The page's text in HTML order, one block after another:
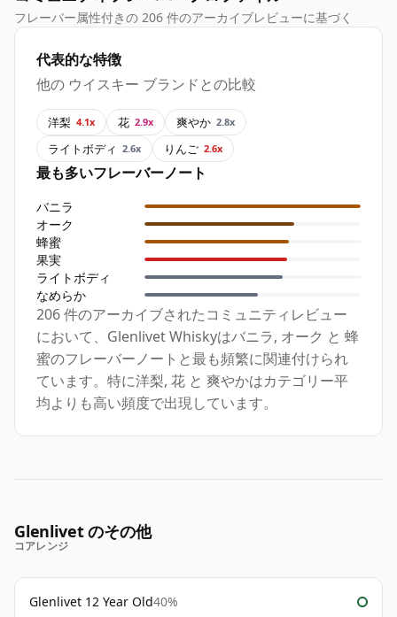
フレーバー属性付きの 206 件のアーカイブレビューに基づく
代表的な特徴
他の ウイスキー ブランドとの比較
洋梨 4.1x 花 2.9x 爽やか 2.8x
ライトボディ 2.6x りんご 2.6x
最も多いフレーバーノート
バニラ
オーク
蜂蜜
果実
ライトボディ
なめらか
206 件のアーカイブされたコミュニティレビュー
において、Glenlivet Whiskyはバニラ, オーク と 蜂
蜜のフレーバーノートと最も頻繁に関連付けられ
ています。特に洋梨, 花 と 爽やかはカテゴリー平
均よりも高い頻度で出現しています。
Glenlivet のその他
コアレンジ
Glenlivet 12 Year Old40%